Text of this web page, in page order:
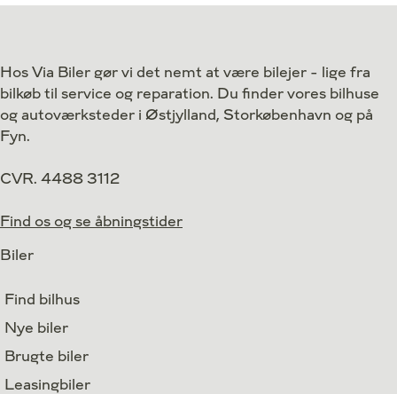
Lokation
Egå
Kontant
184.900
Lokation
Kontant
Hos Via Biler gør vi det nemt at være bilejer - lige fra
bilkøb til service og reparation. Du finder vores bilhuse
og autoværksteder i Østjylland, Storkøbenhavn og på
Fyn.
CVR. 4488 3112
Find os og se åbningstider
Biler
Find bilhus
Nye biler
Brugte biler
Leasingbiler